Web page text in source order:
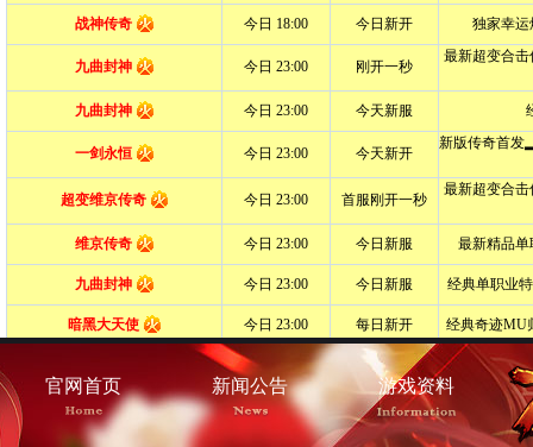
官网首页 新闻公告 游戏资料